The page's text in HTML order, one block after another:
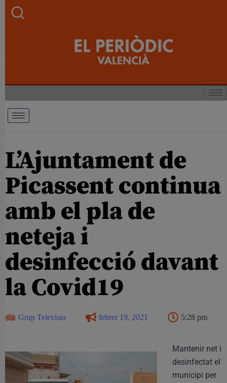
L’Ajuntament de
Picassent continua
amb el pla de
neteja i
desinfecció davant
la Covid19
Grup Televisio febrer 19, 2021 5:28 pm
Mantenir net i
desinfectat el
municipi per